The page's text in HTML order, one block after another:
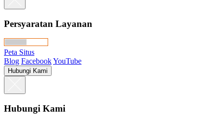
Persyaratan Layanan
Peta Situs
Blog FacebookYouTube
Hubungi Kami
Hubungi Kami